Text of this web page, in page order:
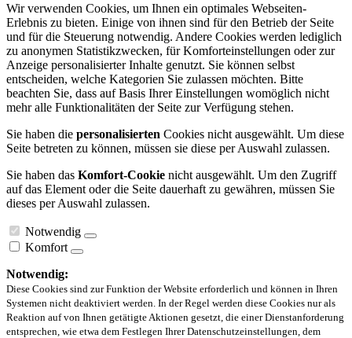
Wir verwenden Cookies, um Ihnen ein optimales Webseiten-
Erlebnis zu bieten. Einige von ihnen sind für den Betrieb der Seite
und für die Steuerung notwendig. Andere Cookies werden lediglich
zu anonymen Statistikzwecken, für Komforteinstellungen oder zur
Anzeige personalisierter Inhalte genutzt. Sie können selbst
entscheiden, welche Kategorien Sie zulassen möchten. Bitte
beachten Sie, dass auf Basis Ihrer Einstellungen womöglich nicht
mehr alle Funktionalitäten der Seite zur Verfügung stehen.
Sie haben die personalisierten Cookies nicht ausgewählt. Um diese
Seite betreten zu können, müssen sie diese per Auswahl zulassen.
Sie haben das Komfort-Cookie nicht ausgewählt. Um den Zugriff
auf das Element oder die Seite dauerhaft zu gewähren, müssen Sie
dieses per Auswahl zulassen.
Notwendig
Komfort
Notwendig:
Diese Cookies sind zur Funktion der Website erforderlich und können in Ihren
Systemen nicht deaktiviert werden. In der Regel werden diese Cookies nur als
Reaktion auf von Ihnen getätigte Aktionen gesetzt, die einer Dienstanforderung
entsprechen, wie etwa dem Festlegen Ihrer Datenschutzeinstellungen, dem